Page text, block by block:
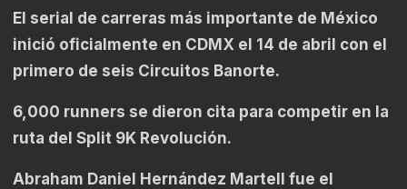
El serial de carreras más importante de México
inició oficialmente en CDMX el 14 de abril con el
primero de seis Circuitos Banorte.
6,000 runners se dieron cita para competir en la
ruta del Split 9K Revolución.
Abraham Daniel Hernández Martell fue el